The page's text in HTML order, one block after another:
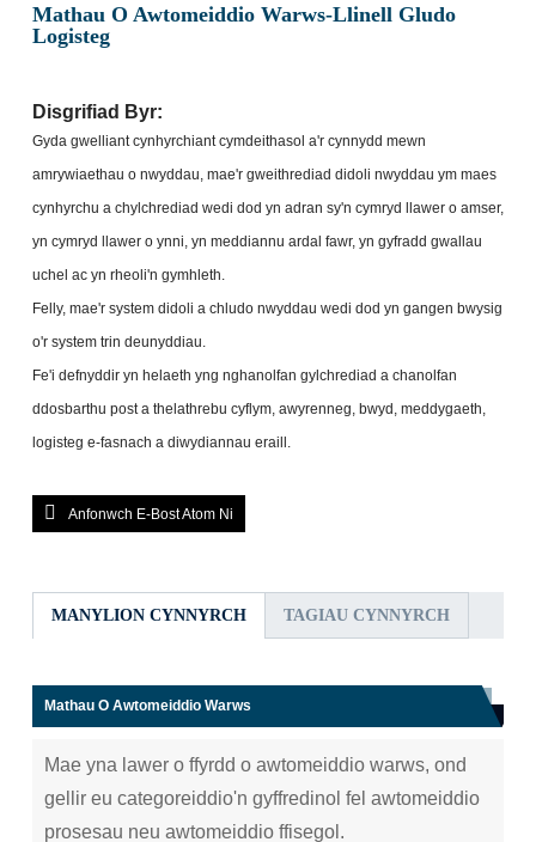
Mathau O Awtomeiddio Warws-Llinell Gludo
Logisteg
Disgrifiad Byr:
Gyda gwelliant cynhyrchiant cymdeithasol a'r cynnydd mewn
amrywiaethau o nwyddau, mae'r gweithrediad didoli nwyddau ym maes
cynhyrchu a chylchrediad wedi dod yn adran sy'n cymryd llawer o amser,
yn cymryd llawer o ynni, yn meddiannu ardal fawr, yn gyfradd gwallau
uchel ac yn rheoli'n gymhleth.
Felly, mae'r system didoli a chludo nwyddau wedi dod yn gangen bwysig
o'r system trin deunyddiau.
Fe'i defnyddir yn helaeth yng nghanolfan gylchrediad a chanolfan
ddosbarthu post a thelathrebu cyflym, awyrenneg, bwyd, meddygaeth,
logisteg e-fasnach a diwydiannau eraill.
Anfonwch E-Bost Atom Ni
MANYLION CYNNYRCH TAGIAU CYNNYRCH
Mathau O Awtomeiddio Warws
Mae yna lawer o ffyrdd o awtomeiddio warws, ond
gellir eu categoreiddio'n gyffredinol fel awtomeiddio
prosesau neu awtomeiddio ffisegol.